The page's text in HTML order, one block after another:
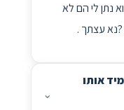
נתן לי הם לא
עצתך .
אותו
⌄